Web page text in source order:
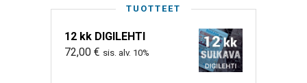
TUOTTEET
12 kk DIGILEHTI
72,00 € sis. alv. 10%